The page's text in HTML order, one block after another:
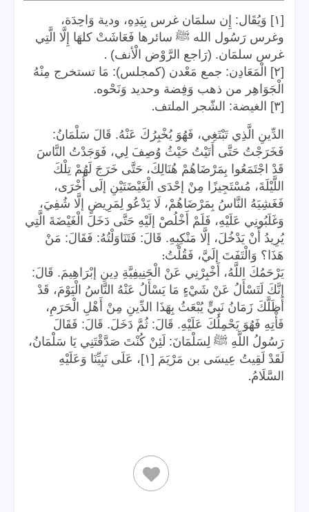
[١] وَيُقَال: إِن سلمَان غرس بِيَدِهِ، ودية وَاحِدَة،
وغرس رَسُول الله ﷺ سائرها فَعَاشَتْ كلهَا إِلَّا الَّتِي
غرس سلمَان. (رَاجع الرَّوْض الْأنف) .
[٢] الْمَعَادِن: جمع مَعْدن (كمجلس): مَا تستخرج مِنْهُ
الْجَوَاهِر من ذهب وَفِضة وحديد وَنَحْوه.
[٣] الغيضة: الشّجر الملتف .
الدِّينِ الَّذِي تَبْتَغِي، فَهُوَ يُخْبِرُكَ عَنْهُ. قَالَ سَلْمَانُ:
فَخَرَجْتُ حَتَّى أَتَيْتُ حَيْثُ وُصِفَ لِي، فَوَجَدْتُ النَّاسَ
قَدْ اجْتَمَعُوا بِمَرْضَاهُمْ هُنَالِكَ، حَتَّى خَرَجَ لَهُمْ تِلْكَ
اللَّيْلَةَ، مُسْتَجِيزًا مِنْ إحْدَى الْغَيْضَتَيْنِ إلَى أُخْرَى،
فَغَشِيَهُ النَّاسُ بِمَرْضَاهُمْ، لَا يَدْعُو لِمَرِيضٍ إلَّا شُفِيَ،
وَغَلَبُونِي عَلَيْهِ، فَلَمْ أَخْلُصْ إلَيْهِ حَتَّى دَخَلَ الْغَيْضَةَ الَّتِي
يُرِيدُ أَنْ يَدْخُلَ، إلَّا مَنْكِبِهِ. قَالَ: فَتَنَاوَلْتُهُ: فَقَالَ: مَنْ
هَذَا؟ وَالْتَفَتَ إلَيَّ، فَقُلْتُ:
يَرْحَمُكَ اللَّهُ، أَخْبِرْنِي عَنْ الْحَنِيفِيَّةِ دِينِ إبْرَاهِيمَ. قَالَ:
إنَّكَ لَتَسْأَلُ عَنْ شَيْءٍ مَا يَسْأَلُ عَنْهُ النَّاسُ الْيَوْمَ، قَدْ
أَظَلَّكَ زَمَانُ نَبِيٍّ يُبْعَثُ بِهَذَا الدِّينِ مِنْ أَهْلِ الْحَرَمِ،
فَأْتِهِ فَهُوَ يَحْمِلُكَ عَلَيْهِ. قَالَ: ثُمَّ دَخَلَ. قَالَ: فَقَالَ
رَسُولُ اللَّهِ ﷺ لِسَلْمَانَ: لَئِنْ كُنْتَ صَدَّقْتَنِي يَا سَلْمَانُ،
لَقَدْ لَقِيتُ عِيسَى بن مَرْيَمَ [١]، عَلَى نَبِيِّنَا وَعَلَيْهِ
السَّلَامُ.